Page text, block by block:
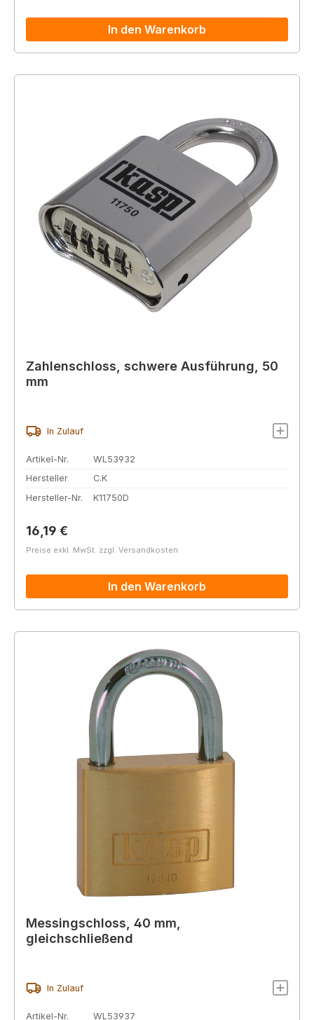
In den Warenkorb
Zahlenschloss, schwere Ausführung, 50
mm
In Zulauf
Artikel-Nr.
WL53932
Hersteller
C.K
Hersteller-Nr.
K11750D
Regulärer Preis:
16,19 €
Preise exkl. MwSt. zzgl. Versandkosten
In den Warenkorb
Messingschloss, 40 mm,
gleichschließend
In Zulauf
Artikel-Nr.
WL53937